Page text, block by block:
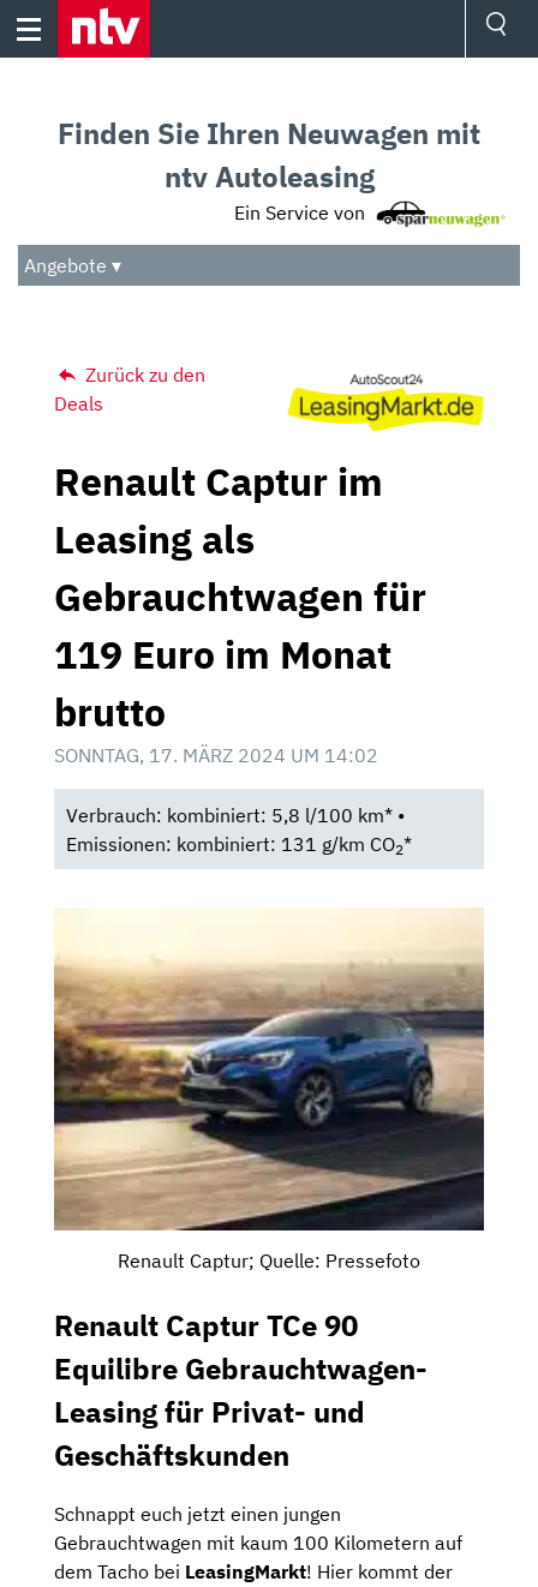
Skip
Audio
Das Beste
Finden Sie Ihren Neuwagen mit
ntv Autoleasing
Ein Service von
Angebote ▾
Zurück zu den
Deals
Renault Captur im
Leasing als
Gebrauchtwagen für
119 Euro im Monat
brutto
SONNTAG, 17. MÄRZ 2024 UM 14:02
Verbrauch: kombiniert: 5,8 l/100 km* •
Emissionen: kombiniert: 131 g/km CO2*
Renault Captur; Quelle: Pressefoto
Renault Captur TCe 90
Equilibre Gebrauchtwagen-
Leasing für Privat- und
Geschäftskunden
Schnappt euch jetzt einen jungen
Gebrauchtwagen mit kaum 100 Kilometern auf
dem Tacho bei LeasingMarkt! Hier kommt der